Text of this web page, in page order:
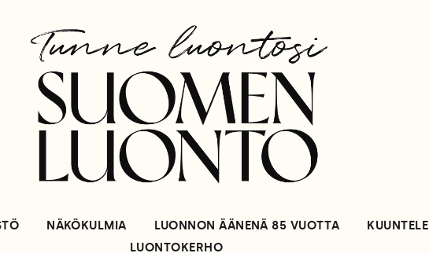
NÄKÖKULMIA LUONNON ÄÄNENÄ 85 VUOTTA KUUNTELE
LUONTOKERHO